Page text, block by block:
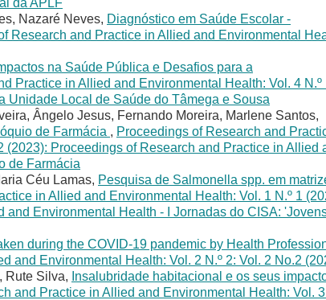
Nazaré Neves, Diagnóstico em Saúde Escolar -
Research and Practice in Allied and Environmental
na Saúde Pública e Desafios para a
Practice in Allied and Environmental Health: Vol. 4 N.º
Unidade Local de Saúde do Tâmega e Sousa
Ângelo Jesus, Fernando Moreira, Marlene Santos,
de Farmácia , Proceedings of Research and
(2023): Proceedings of Research and Practice in Allied
de Farmácia
Céu Lamas, Pesquisa de Salmonella spp. em
in Allied and Environmental Health: Vol. 1 N.º 1
Environmental Health - I Jornadas do CISA:
during the COVID-19 pandemic by Health
and Environmental Health: Vol. 2 N.º 2: Vol. 2 No.2
Rute Silva, Insalubridade habitacional e os seus
and Practice in Allied and Environmental Health: Vol. 3